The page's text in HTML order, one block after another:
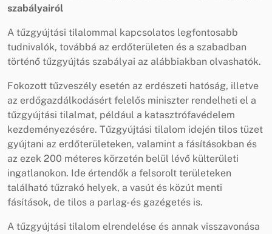
szabályairól
A tűzgyújtási tilalommal kapcsolatos legfontosabb
tudnivalók, továbbá az erdőterületen és a szabadban
történő tűzgyújtás szabályai az alábbiakban olvashatók.
Fokozott tűzveszély esetén az erdészeti hatóság, illetve
az erdőgazdálkodásért felelős miniszter rendelheti el a
tűzgyújtási tilalmat, például a katasztrófavédelem
kezdeményezésére. Tűzgyújtási tilalom idején tilos tüzet
gyújtani az erdőterületeken, valamint a fásításokban és
az ezek 200 méteres körzetén belül lévő külterületi
ingatlanokon. Ide értendők a felsorolt területeken
található tűzrakó helyek, a vasút és közút menti
fásítások, de tilos a parlag- és gazégetés is.
A tűzgyújtási tilalom elrendelése és annak visszavonása